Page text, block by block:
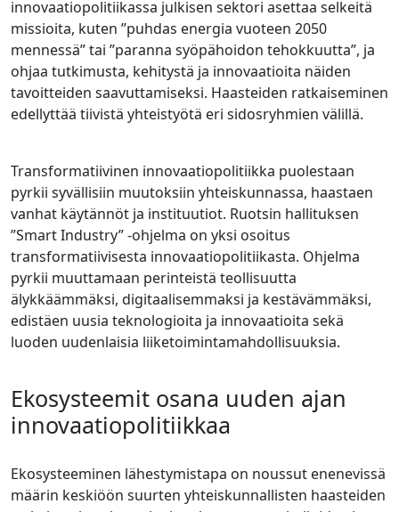
innovaatiopolitiikassa julkisen sektori asettaa selkeitä
missioita, kuten ”puhdas energia vuoteen 2050
mennessä” tai ”paranna syöpähoidon tehokkuutta”, ja
ohjaa tutkimusta, kehitystä ja innovaatioita näiden
tavoitteiden saavuttamiseksi. Haasteiden ratkaiseminen
edellyttää tiivistä yhteistyötä eri sidosryhmien välillä.
Transformatiivinen innovaatiopolitiikka puolestaan
pyrkii syvällisiin muutoksiin yhteiskunnassa, haastaen
vanhat käytännöt ja instituutiot. Ruotsin hallituksen
”Smart Industry” -ohjelma on yksi osoitus
transformatiivisesta innovaatiopolitiikasta. Ohjelma
pyrkii muuttamaan perinteistä teollisuutta
älykkäämmäksi, digitaalisemmaksi ja kestävämmäksi,
edistäen uusia teknologioita ja innovaatioita sekä
luoden uudenlaisia liiketoimintamahdollisuuksia.
Ekosysteemit osana uuden ajan
innovaatiopolitiikkaa
Ekosysteeminen lähestymistapa on noussut enenevissä
määrin keskiöön suurten yhteiskunnallisten haasteiden